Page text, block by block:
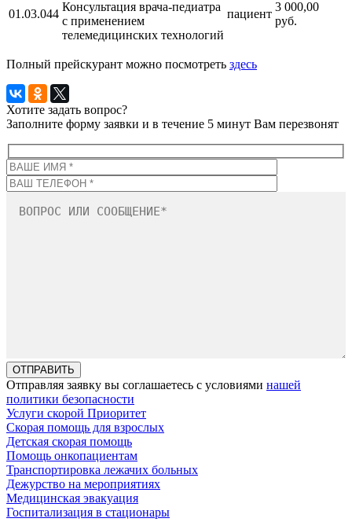
01.03.044
Консультация врача-педиатра
с применением
телемедицинских технологий
пациент
3 000,00
руб.
Полный прейскурант можно посмотреть здесь
Хотите задать вопрос?
Заполните форму заявки и в течение 5 минут Вам перезвонят
Отправляя заявку вы соглашаетесь с условиями нашей
политики безопасности
Услуги скорой Приоритет
Скорая помощь для взрослых
Детская скорая помощь
Помощь онкопациентам
Транспортировка лежачих больных
Дежурство на мероприятиях
Медицинская эвакуация
Госпитализация в стационары